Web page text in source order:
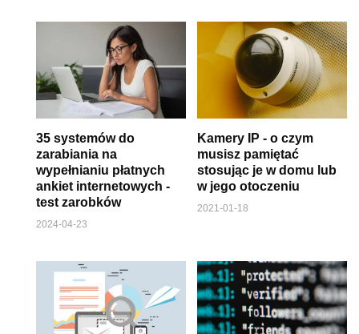
35 systemów do
zarabiania na
wypełnianiu płatnych
ankiet internetowych -
test zarobków
2024-04-23
Kamery IP - o czym
musisz pamiętać
stosując je w domu lub
w jego otoczeniu
2021-01-18